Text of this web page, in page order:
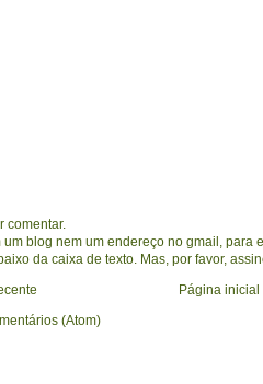
comentar.
um blog nem um endereço no gmail, para
da caixa de texto. Mas, por favor,
Página inicial
(Atom)